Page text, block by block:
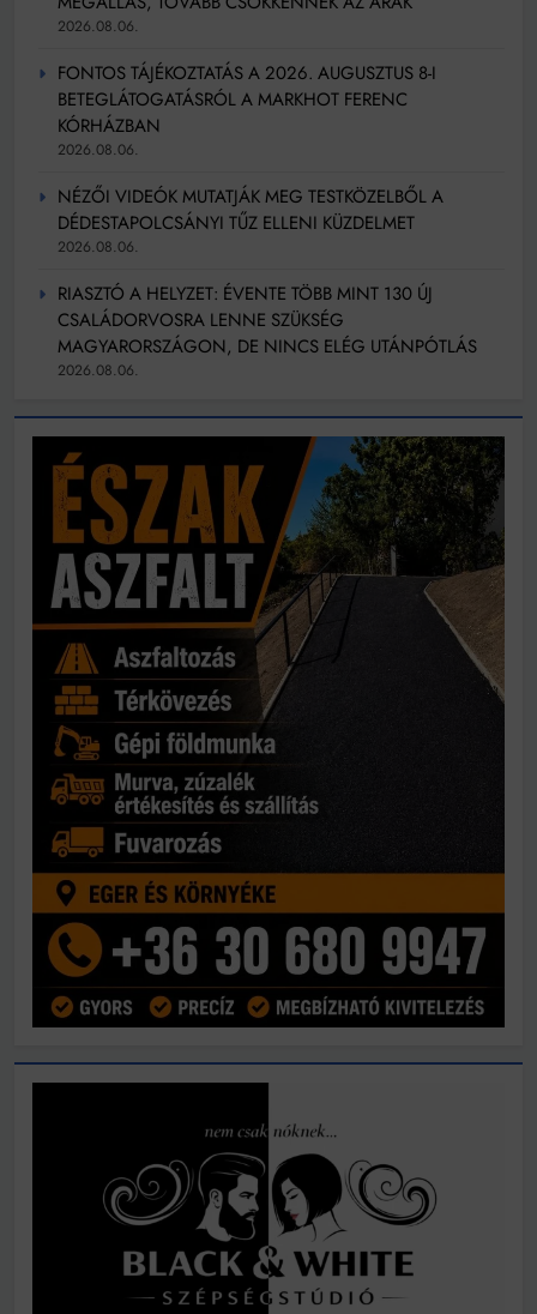
2026.08.06.
FONTOS TÁJÉKOZTATÁS A 2026. AUGUSZTUS 8-I
BETEGLÁTOGATÁSRÓL A MARKHOT FERENC
KÓRHÁZBAN
2026.08.06.
NÉZŐI VIDEÓK MUTATJÁK MEG TESTKÖZELBŐL A
DÉDESTAPOLCSÁNYI TŰZ ELLENI KÜZDELMET
2026.08.06.
RIASZTÓ A HELYZET: ÉVENTE TÖBB MINT 130 ÚJ
CSALÁDORVOSRA LENNE SZÜKSÉG
MAGYARORSZÁGON, DE NINCS ELÉG UTÁNPÓTLÁS
2026.08.06.